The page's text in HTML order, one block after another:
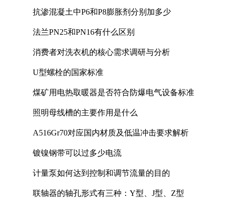
抗渗混凝土中P6和P8膨胀剂分别加多少
法兰PN25和PN16有什么区别
消费者对洗衣机的核心需求调研与分析
U型螺栓的国家标准
煤矿用电热取暖器是否符合防爆电气设备标准
照明母线槽的主要作用是什么
A516Gr70对应国内材质及低温冲击要求解析
镀镍钢带可以过多少电流
计量泵如何达到控制和调节流量的目的
联轴器的轴孔形式有三种：Y型、J型、Z型